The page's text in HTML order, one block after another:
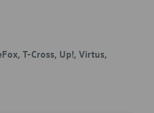
T-Cross, Up!, Virtus,